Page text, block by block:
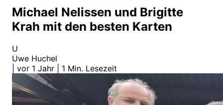
Michael Nelissen und Brigitte
Krah mit den besten Karten
U
Uwe Huchel
vor 1 Jahr 1 Min. Lesezeit